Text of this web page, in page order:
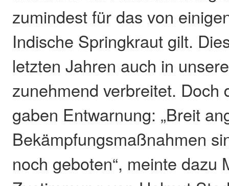
zumindest für das von
Indische Springkraut gilt.
letzten Jahren auch in
zunehmend verbreitet. Doch
gaben Entwarnung: „Breit
Bekämpfungsmaßnahmen
noch geboten“, meinte dazu